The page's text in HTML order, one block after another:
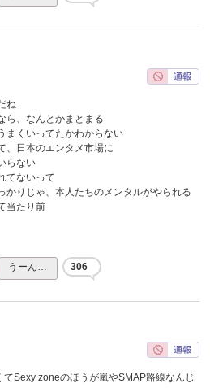
ね
ら、なんとかまとまる
まくいってたかわからない
、日本のエンタメ市場に
らない
てないって
かりじゃ、本人たちのメンタルがやられる
当たり前
うーん… 306
Sexy zoneのほうが嵐やSMAP路線なんじ